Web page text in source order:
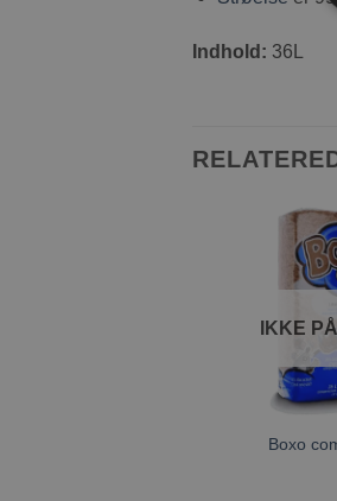
Indhold: 36L
IKKE
Boxo